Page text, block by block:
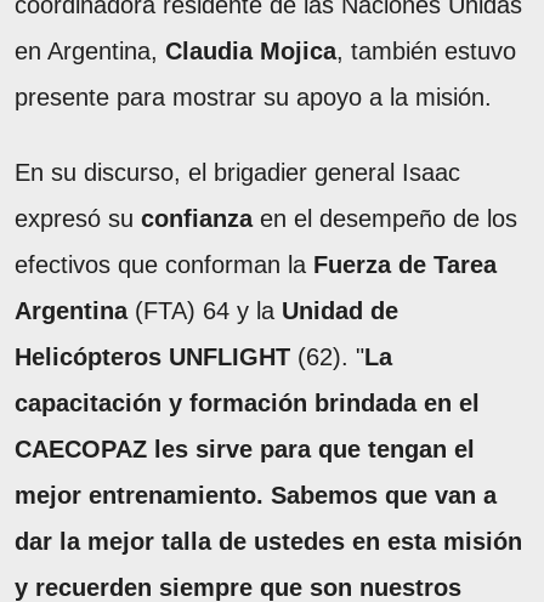
en Argentina, Claudia Mojica, también estuvo
presente para mostrar su apoyo a la misión.
En su discurso, el brigadier general Isaac
expresó su confianzaen el desempeño de los
efectivos que conforman la Fuerza de Tarea
Argentina(FTA) 64 y la Unidad de
Helicópteros UNFLIGHT (62). "La
capacitación y formación brindada en el
CAECOPAZ les sirve para que tengan el
mejor entrenamiento. Sabemos que van a
dar la mejor talla de ustedes en esta misión
y recuerden siempre que son nuestros